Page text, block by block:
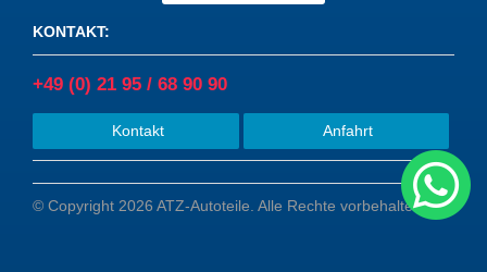
KONTAKT:
+49 (0) 21 95 / 68 90 90
Kontakt Anfahrt
© Copyright 2026 ATZ-Autoteile. Alle Rechte vorbehalten.